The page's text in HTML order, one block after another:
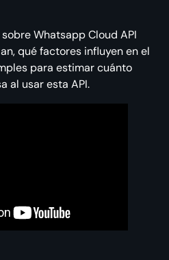
Whatsapp Cloud API
qué factores influyen en el
para estimar cuánto
al usar esta API.